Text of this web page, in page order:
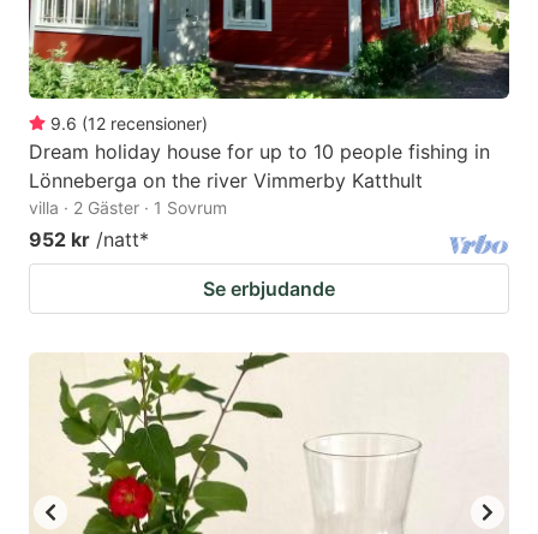
9.6 (12 recensioner)
Dream holiday house for up to 10 people fishing in
Lönneberga on the river Vimmerby Katthult
villa · 2 Gäster · 1 Sovrum
952 kr /natt*
Se erbjudande